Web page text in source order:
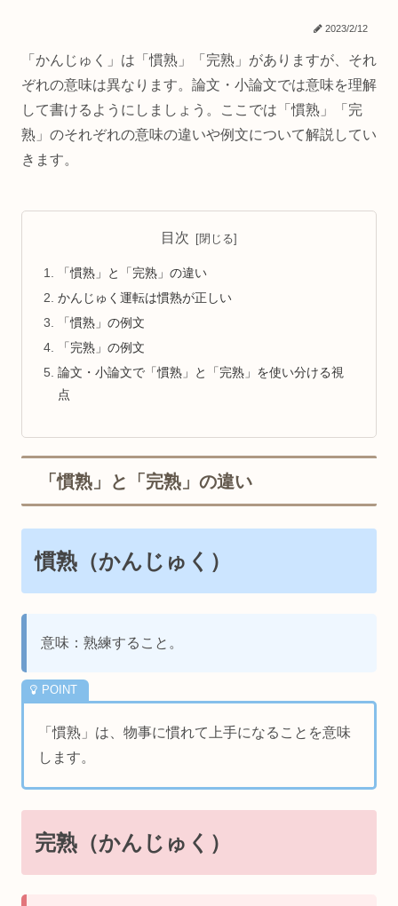
2023/2/12
「かんじゅく」は「慣熟」「完熟」がありますが、それ
ぞれの意味は異なります。論文・小論文では意味を理解
して書けるようにしましょう。ここでは「慣熟」「完
熟」のそれぞれの意味の違いや例文について解説してい
きます。
目次
「慣熟」と「完熟」の違い
かんじゅく運転は慣熟が正しい
「慣熟」の例文
「完熟」の例文
論文・小論文で「慣熟」と「完熟」を使い分ける視
点
「慣熟」と「完熟」の違い
慣熟（かんじゅく）
意味：熟練すること。
「慣熟」は、物事に慣れて上手になることを意味
します。
完熟（かんじゅく）